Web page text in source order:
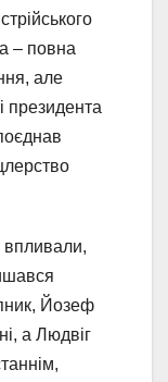
– повна
але
президента
впливали,
Йозеф
а Людвіг